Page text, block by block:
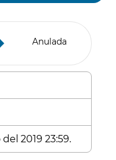
Anulada
2019 23:59.